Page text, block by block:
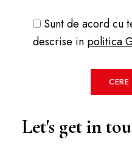
Sunt de acord cu
descrise in politica
Let's get in